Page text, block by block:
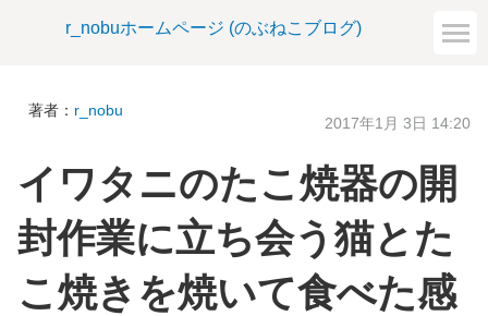
r_nobuホームページ (のぶねこブログ)
著者： r_nobu
2017年1月 3日 14:20
イワタニのたこ焼器の開
封作業に立ち会う猫とた
こ焼きを焼いて食べた感